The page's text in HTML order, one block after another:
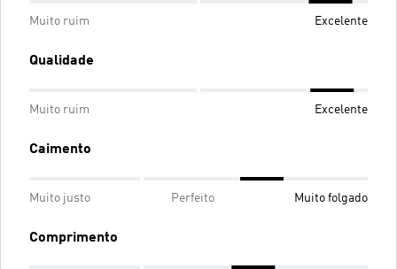
Muito ruim Excelente
Qualidade
Muito ruim Excelente
Caimento
Muito justo Perfeito Muito folgado
Comprimento